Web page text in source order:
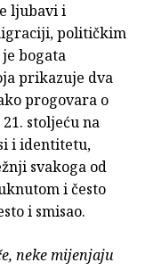
ljubavi i
političkim
bogata
prikazuje dva
progovara o
stoljeću na
i identitetu,
svakoga od
i često
i smisao.
neke mijenjaju